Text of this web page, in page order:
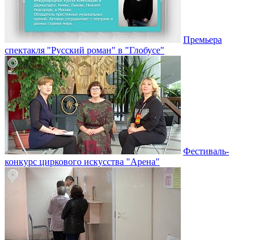
Премьера
спектакля "Русский роман" в "Глобусе"
Фестиваль-
конкурс циркового искусства "Арена"